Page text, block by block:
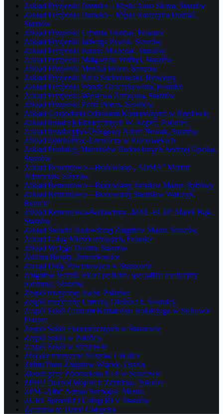
Zakład Fryzjerski Damsko – Męski Anna Skuza, Staszów
Zakład Fryzjerski Damsko – Męski Katarzyna Durnaś,
Staszów
Zakład Fryzjerski Elżbieta Jakubas, Połaniec
Zakład Fryzjerski Jadwiga Pawlik, Staszów
Zakład Fryzjerski Joanna Michalak, Staszów
Zakład Fryzjerski Małgorzata Wróbel, Staszów
Zakład Fryzjerski Monika Bolon, Staszów
Zakład Fryzjerski Rafał Suchorowski, Rytwiany
Zakład Fryzjerski Wanda Graczykowska, Połaniec
Zakład Fryzjerski Wiesława Zamojska, Staszów
Zakład Fryzjerski Zofia Pietras, Szydłów
Zakład Gospodarki Odpadami Komunalnymi w Rzędowie
Zakład Instalacji Elektrycznych W. Kopeć, Połaniec
Zakład Instalacyjno-Usługowy Adam Nowak, Staszów
Zakład Opiekuńczo-Leczniczy w Kurozwękach
Zakład Produkcji Materiałów Budowlanych Andrzej Opałka,
Staszów
Zakład Remontowo – Budowlany „ADMA” Marian
Adamczyk, Staszów
Zakład Remontowo – Budowlany Jarosław Mazur, Rybitwy
Zakład Remontowo – Budowlany Stanisław Walczyk,
Rudniki
Zakład Remontowo-Budowlany „MAL-BUD” Marek Bąk,
Staszów
Zakład Stolarki Budowlanej Zbigniew Mazur, Staszów
Zakład Usług Mieszkaniowych, Połaniec
Zakład Wylęgu Drobiu, Staszów
Żaklina Beauty, Januszkowice
Zarząd Dróg Powiatowych w Staszowie
Zbigniew Jeczeń, lekarz pediatra, specjalista medycyny
rodzinnej, Staszów
Zespół muzyczny Twist, Połaniec
Zespół muzyczny Univers, Oleśnica k. Stopnicy
Zespół Szkół Centrum Kształcenia Rolniczego w Sichowie
Dużym
Zespół Szkół Ekonomicznych w Staszowie
Zespół Szkół w Połańcu
Zespół Szkół w Staszowie
Zespoły muzyczne Staszów i okolice
ZidmaTrans Zbigniew Wiącek, Ossala
Żłobek przy Przedszkolu Nr 8 w Staszowie
ZPHU Dekpol Wojciech Zdziebko, Połaniec
ZPM „Alfa” Adrian Suchojad, Mostki
ZURT Sprzedaż i Usługi RTV Staszów
Życzenia na Dzień Chłopaka